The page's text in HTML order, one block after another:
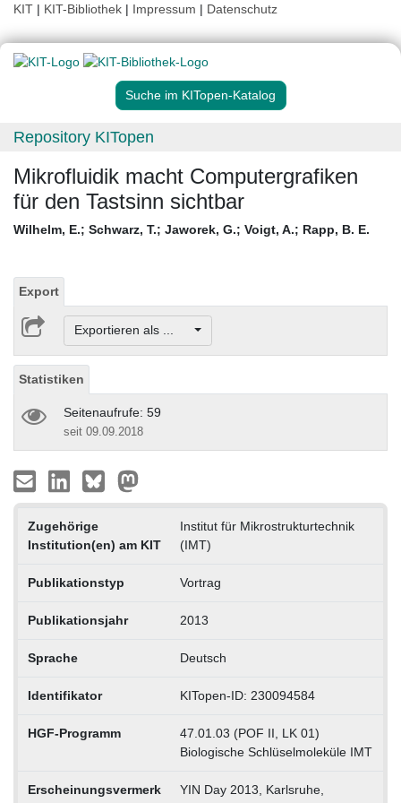
KIT | KIT-Bibliothek | Impressum | Datenschutz
Suche im KITopen-Katalog
Repository KITopen
Mikrofluidik macht Computergrafiken
für den Tastsinn sichtbar
Wilhelm, E.; Schwarz, T.; Jaworek, G.; Voigt, A.; Rapp, B. E.
Export
Exportieren als ...
Statistiken
Seitenaufrufe: 59
seit 09.09.2018
Zugehörige
Institution(en) am KIT
Institut für Mikrostrukturtechnik
(IMT)
Publikationstyp Vortrag
Publikationsjahr 2013
Sprache Deutsch
Identifikator KITopen-ID: 230094584
HGF-Programm
47.01.03 (POF II, LK 01)
Biologische Schlüselmoleküle IMT
Erscheinungsvermerk
YIN Day 2013, Karlsruhe,